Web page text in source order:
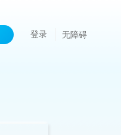
登录 无障碍